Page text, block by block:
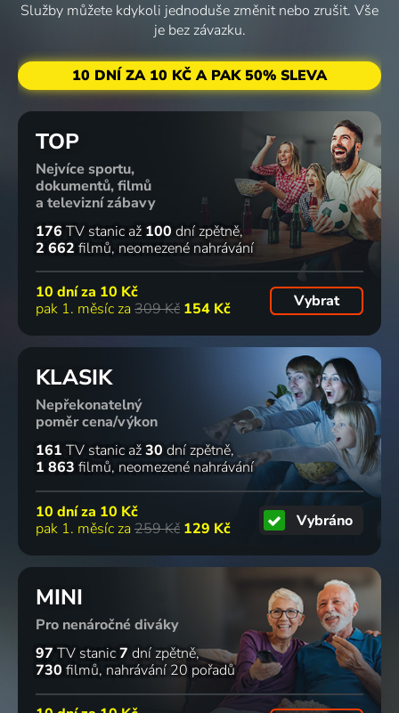
Služby můžete kdykoli jednoduše změnit nebo zrušit. Vše
je bez závazku.
10 DNÍ ZA 10 KČ A PAK 50% SLEVA
TOP
Nejvíce sportu,
dokumentů, filmů
a televizní zábavy
176 TV stanic až 100 dní zpětně
2 662 filmů neomezené nahrávání
10 dní za 10 Kč
pak 1. měsíc za 309 Kč 154 Kč Vybrat
KLASIK
Nepřekonatelný
poměr cena/výkon
161 TV stanic až30 dní zpětně
1 863 filmů neomezené nahrávání
10 dní za 10 Kč
pak 1. měsíc za 259 Kč 129 Kč Vybráno
MINI
Pro nenáročné diváky
97 TV stanic7 dní zpětně
730 filmů nahrávání 20 pořadů